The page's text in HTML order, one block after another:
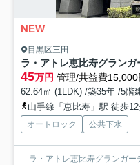
NEW
目黒区三田
ラ・アトレ恵比寿グランガ
45万円 管理/共益費15,000
62.64㎡ (1LDK) /築35年 /5階
山手線「恵比寿」駅 徒歩
オートロック 公共下水
「ラ・アトレ恵比寿グランガ